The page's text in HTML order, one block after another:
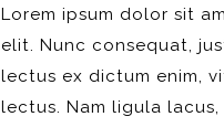
Lorem ipsum dolor sit
elit. Nunc consequat,
lectus ex dictum enim,
lectus. Nam ligula